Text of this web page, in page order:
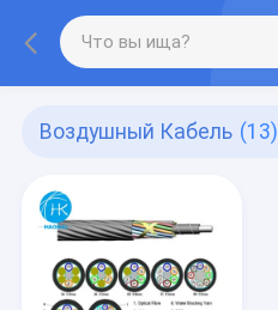
Воздушный Кабель (13)